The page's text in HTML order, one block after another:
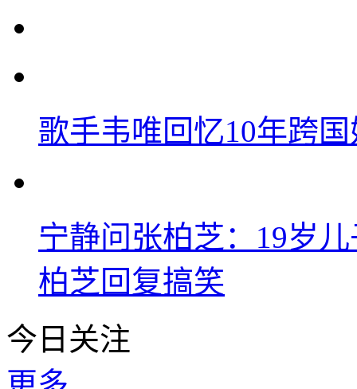
歌手韦唯回忆10年跨
宁静问张柏芝：19岁
柏芝回复搞笑
今日关注